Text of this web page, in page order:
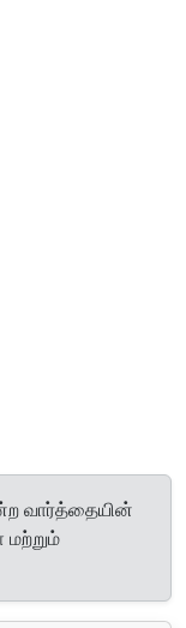
வார்த்தையின்